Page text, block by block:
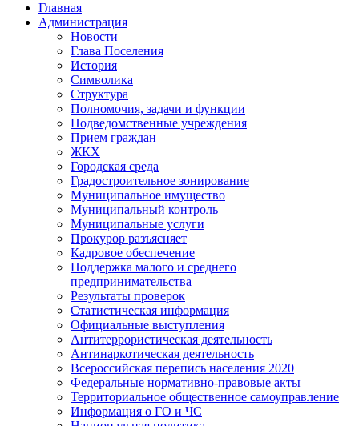
Главная
Администрация
Новости
Глава Поселения
История
Символика
Структура
Полномочия, задачи и функции
Подведомственные учреждения
Прием граждан
ЖКХ
Городская среда
Градостроительное зонирование
Муниципальное имущество
Муниципальный контроль
Муниципальные услуги
Прокурор разъясняет
Кадровое обеспечение
Поддержка малого и среднего
предпринимательства
Результаты проверок
Статистическая информация
Официальные выступления
Антитеррористическая деятельность
Антинаркотическая деятельность
Всероссийская перепись населения 2020
Федеральные нормативно-правовые акты
Территориальное общественное самоуправление
Информация о ГО и ЧС